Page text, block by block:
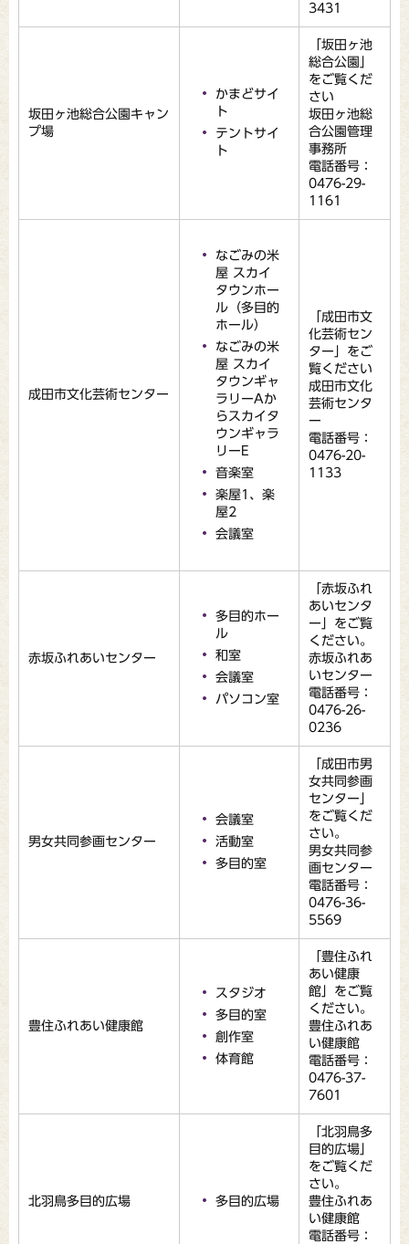
3431
坂田ヶ池総合公園キャン
プ場
かまどサイ
ト
テントサイ
ト
「坂田ヶ池
総合公園」
をご覧くだ
さい
坂田ヶ池総
合公園管理
事務所
電話番号：
0476-29-
1161
成田市文化芸術センター
なごみの米
屋 スカイ
タウンホー
ル（多目的
ホール）
なごみの米
屋 スカイ
タウンギャ
ラリーAか
らスカイタ
ウンギャラ
リーE
音楽室
楽屋1、楽
屋2
会議室
「成田市文
化芸術セン
ター」をご
覧ください
成田市文化
芸術センタ
ー
電話番号：
0476-20-
1133
赤坂ふれあいセンター
多目的ホー
ル
和室
会議室
パソコン室
「赤坂ふれ
あいセンタ
ー」をご覧
ください。
赤坂ふれあ
いセンター
電話番号：
0476-26-
0236
男女共同参画センター
会議室
活動室
多目的室
「成田市男
女共同参画
センター」
をご覧くだ
さい。
男女共同参
画センター
電話番号：
0476-36-
5569
豊住ふれあい健康館
スタジオ
多目的室
創作室
体育館
「豊住ふれ
あい健康
館」をご覧
ください。
豊住ふれあ
い健康館
電話番号：
0476-37-
7601
北羽鳥多目的広場 多目的広場
「北羽鳥多
目的広場」
をご覧くだ
さい。
豊住ふれあ
い健康館
電話番号：